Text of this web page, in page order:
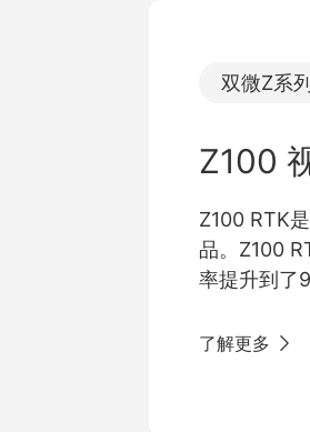
双微Z系
Z100
Z100 RTK
品。Z100
率提升到了
建模，实现
了解更多